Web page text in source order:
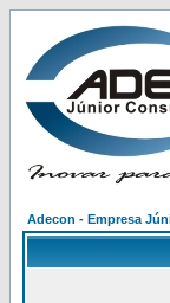
Adecon - Empresa